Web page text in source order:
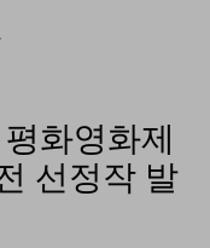
화영화제
선정작 발